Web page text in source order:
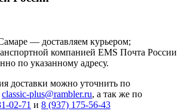
— доставляем курьером;
компанией EMS Почта России
по указанному адресу.
доставки можно уточнить по
classic-plus@rambler.ru, а так же по
02-71 и 8 (937) 175-56-43